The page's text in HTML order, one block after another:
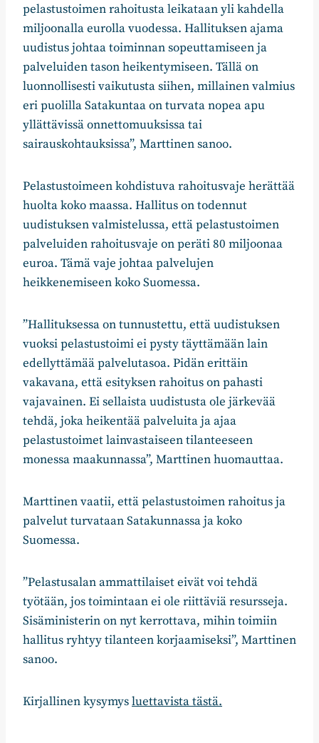
pelastustoimen rahoitusta leikataan yli kahdella
miljoonalla eurolla vuodessa. Hallituksen ajama
uudistus johtaa toiminnan sopeuttamiseen ja
palveluiden tason heikentymiseen. Tällä on
luonnollisesti vaikutusta siihen, millainen valmius
eri puolilla Satakuntaa on turvata nopea apu
yllättävissä onnettomuuksissa tai
sairauskohtauksissa”, Marttinen sanoo.
Pelastustoimeen kohdistuva rahoitusvaje herättää
huolta koko maassa. Hallitus on todennut
uudistuksen valmistelussa, että pelastustoimen
palveluiden rahoitusvaje on peräti 80 miljoonaa
euroa. Tämä vaje johtaa palvelujen
heikkenemiseen koko Suomessa.
”Hallituksessa on tunnustettu, että uudistuksen
vuoksi pelastustoimi ei pysty täyttämään lain
edellyttämää palvelutasoa. Pidän erittäin
vakavana, että esityksen rahoitus on pahasti
vajavainen. Ei sellaista uudistusta ole järkevää
tehdä, joka heikentää palveluita ja ajaa
pelastustoimet lainvastaiseen tilanteeseen
monessa maakunnassa”, Marttinen huomauttaa.
Marttinen vaatii, että pelastustoimen rahoitus ja
palvelut turvataan Satakunnassa ja koko
Suomessa.
”Pelastusalan ammattilaiset eivät voi tehdä
työtään, jos toimintaan ei ole riittäviä resursseja.
Sisäministerin on nyt kerrottava, mihin toimiin
hallitus ryhtyy tilanteen korjaamiseksi”, Marttinen
sanoo.
Kirjallinen kysymysluettavista tästä.